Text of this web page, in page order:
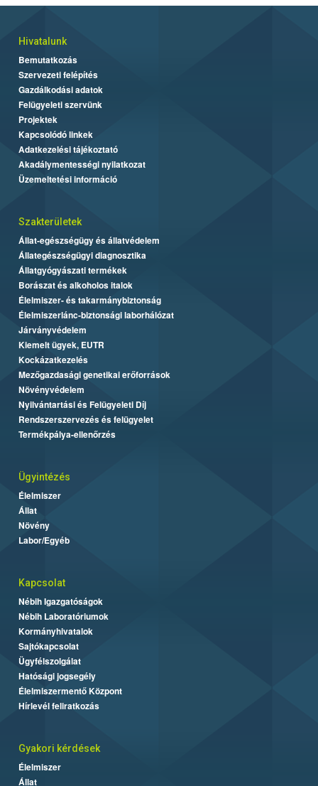
Hivatalunk
Bemutatkozás
Szervezeti felépítés
Gazdálkodási adatok
Felügyeleti szervünk
Projektek
Kapcsolódó linkek
Adatkezelési tájékoztató
Akadálymentességi nyilatkozat
Üzemeltetési információ
Szakterületek
Állat-egészségügy és állatvédelem
Állategészségügyi diagnosztika
Állatgyógyászati termékek
Borászat és alkoholos italok
Élelmiszer- és takarmánybiztonság
Élelmiszerlánc-biztonsági laborhálózat
Járványvédelem
Kiemelt ügyek, EUTR
Kockázatkezelés
Mezőgazdasági genetikai erőforrások
Növényvédelem
Nyilvántartási és Felügyeleti Díj
Rendszerszervezés és felügyelet
Termékpálya-ellenőrzés
Ügyintézés
Élelmiszer
Állat
Növény
Labor/Egyéb
Kapcsolat
Nébih Igazgatóságok
Nébih Laboratóriumok
Kormányhivatalok
Sajtókapcsolat
Ügyfélszolgálat
Hatósági jogsegély
Élelmiszermentő Központ
Hírlevél feliratkozás
Gyakori kérdések
Élelmiszer
Állat